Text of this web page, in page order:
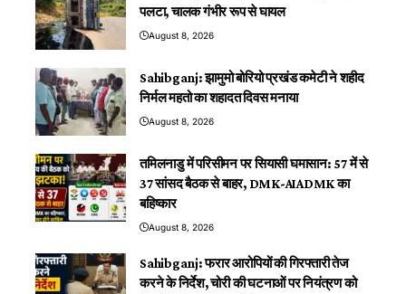
पलटा, चालक गंभीर रूप से घायल
August 8, 2026
Sahibganj: झामुमो बोरियो प्रखंड कमेटी ने शहीद
निर्मल महतो का शहादत दिवस मनाया
August 8, 2026
तमिलनाडु में परिसीमन पर सियासी घमासान: 57 में से
37 सांसद बैठक से बाहर, DMK-AIADMK का
बहिष्कार
August 8, 2026
Sahibganj: फरार आरोपियों की गिरफ्तारी तेज
करने के निर्देश, चोरी की घटनाओं पर नियंत्रण को